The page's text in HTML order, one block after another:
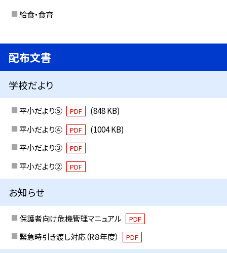
給食・食育
配布文書
学校だより
平小だより⑤ PDF
(848 KB)
平小だより④
PDF
(1004 KB)
平小だより③
PDF
平小だより② PDF
お知らせ
保護者向け危機管理マニュアル PDF
緊急時引き渡し対応（R８年度） PDF